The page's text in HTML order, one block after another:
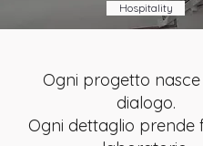
Hospitality
Ogni progetto
dialogo.
Ogni dettaglio prende